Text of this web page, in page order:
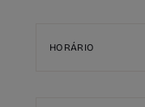
HORÁRIO